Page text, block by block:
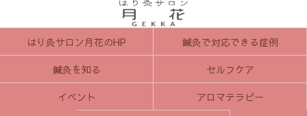
はり灸サロン月花のHP
鍼灸で対応できる症例
鍼灸を知る
セルフケア
イベント
アロマテラピー